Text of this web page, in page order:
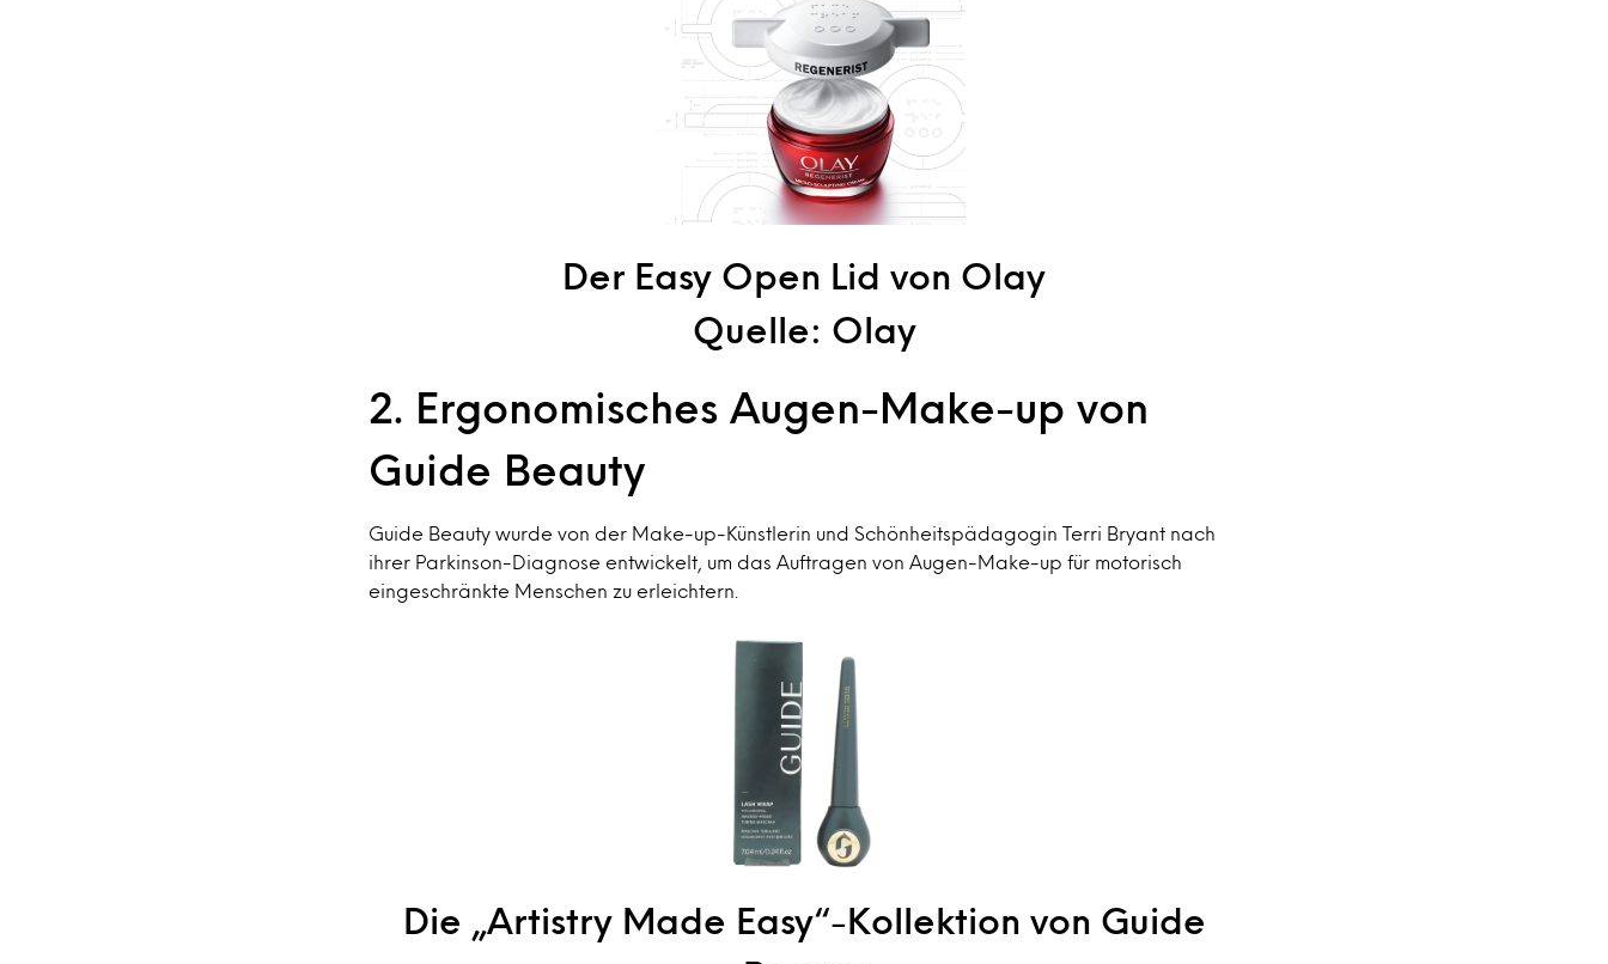
Der Easy Open Lid von Olay
Quelle: Olay
2. Ergonomisches Augen-Make-up von
Guide Beauty
Guide Beauty wurde von der Make-up-Künstlerin und Schönheitspädagogin Terri Bryant nach
ihrer Parkinson-Diagnose entwickelt, um das Auftragen von Augen-Make-up für motorisch
eingeschränkte Menschen zu erleichtern.
Die „Artistry Made Easy“-Kollektion von Guide